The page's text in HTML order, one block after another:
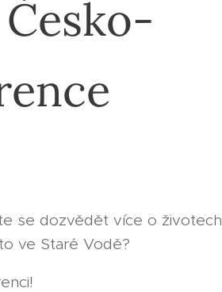
se dozvědět více o životech
ve Staré Vodě?